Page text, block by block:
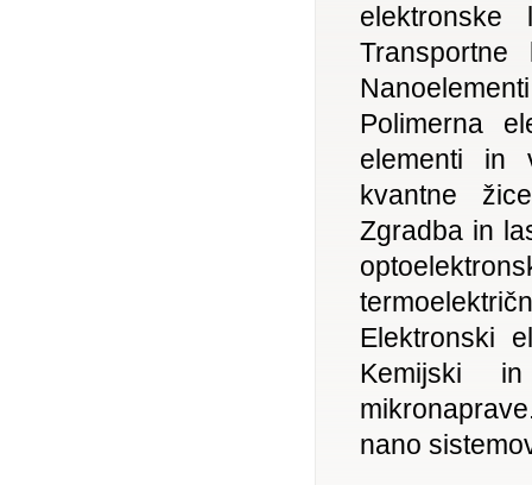
elektronske
Transportne
Polimerna
elementi in
kvantne
Zgradba in
Elektronski
Kemijski
nano